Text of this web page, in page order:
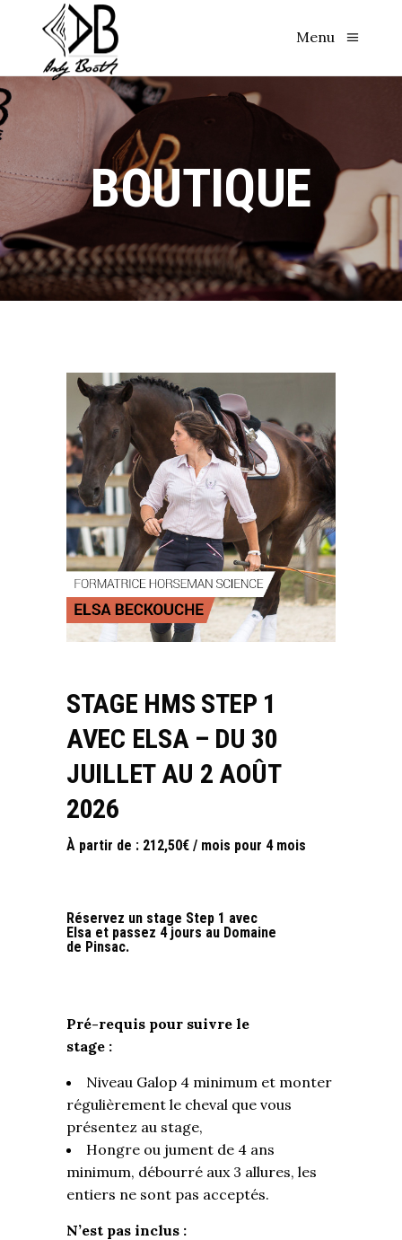
Menu
BOUTIQUE
STAGE HMS STEP 1
AVEC ELSA – DU 30
JUILLET AU 2 AOÛT
2026
À partir de : 212,50€ / mois pour 4 mois
Réservez un stage Step 1 avec
Elsa et passez 4 jours au Domaine
de Pinsac.
Pré-requis pour suivre le
stage :
Niveau Galop 4 minimum et monter
régulièrement le cheval que vous
présentez au stage,
Hongre ou jument de 4 ans
minimum, débourré aux 3 allures, les
entiers ne sont pas acceptés.
N’est pas inclus :